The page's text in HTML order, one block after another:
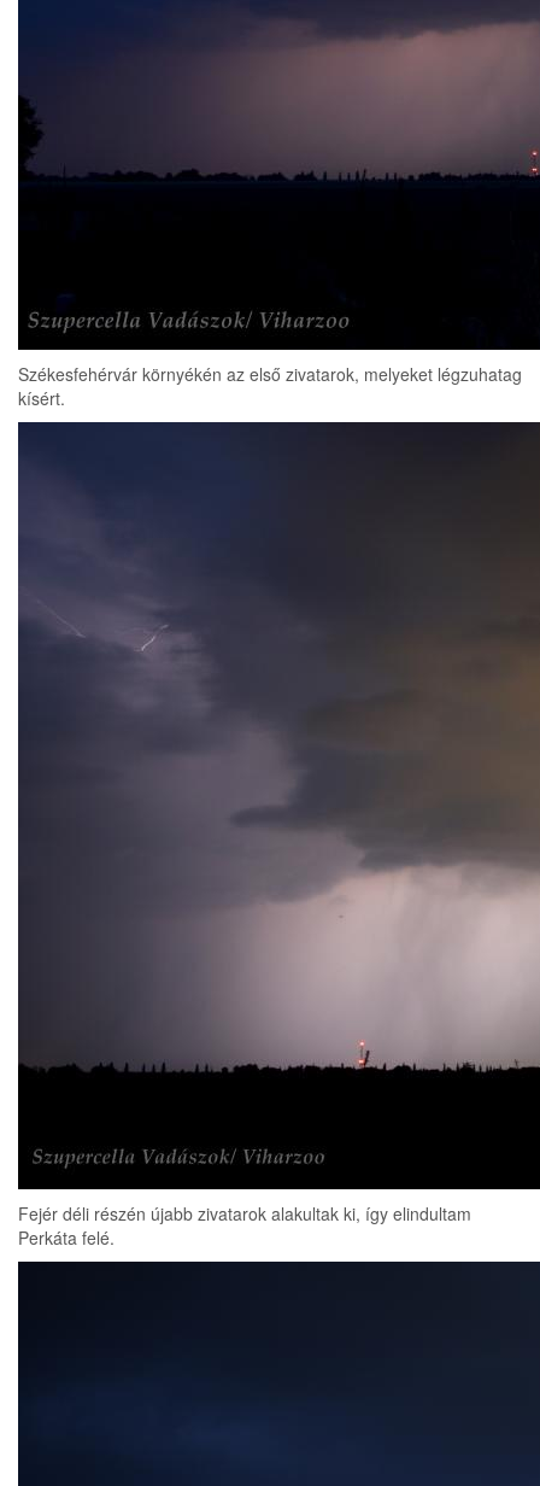
Székesfehérvár környékén az első zivatarok, melyeket légzuhatag
kísért.
Fejér déli részén újabb zivatarok alakultak ki, így elindultam
Perkáta felé.